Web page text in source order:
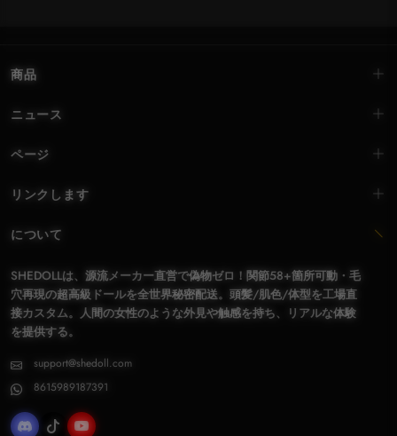
商品
ニュース
ページ
リンクします
について
SHEDOLLは、源流メーカー直営で偽物ゼロ！関節58+箇所可動・毛
穴再現の超高級ドールを全世界秘密配送。頭髪/肌色/体型を工場直
接カスタム。人間の女性のような外見や触感を持ち、リアルな体験
を提供する。
support@shedoll.com
8615989187391